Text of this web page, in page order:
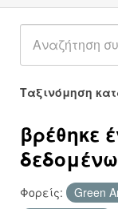
Ταξινόμηση
βρέθηκε
Φορείς: Green